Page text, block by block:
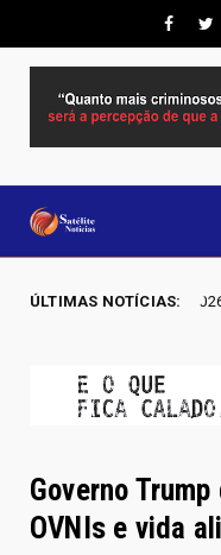
ÚLTIMAS NOTÍCIAS:
Joscilene Mangão lidera
Governo
OVNIs e vida